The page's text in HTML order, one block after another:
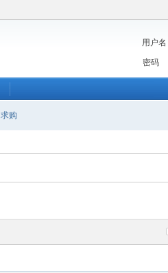
用户名
密码
求购